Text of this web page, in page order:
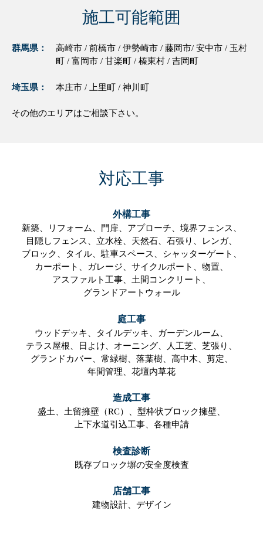
施工可能範囲
群馬県：
高崎市 / 前橋市 / 伊勢崎市 / 藤岡市/ 安中市 / 玉村
町 / 富岡市 / 甘楽町 / 榛東村 / 吉岡町
埼玉県： 本庄市 / 上里町 / 神川町
その他のエリアはご相談下さい。
対応工事
外構工事
新築、 リフォーム、 門扉、 アプローチ、 境界フェンス、
目隠しフェンス、 立水栓、 天然石、 石張り、
レンガ、
ブロック、
タイル、 駐車スペース、 シャッターゲート、
カーポート、
ガレージ、 サイクルポート、 物置、
アスファルト工事、 土間コンクリート、
グランドアートウォール
庭工事
ウッドデッキ、 タイルデッキ、
ガーデンルーム、
テラス屋根、
日よけ、 オーニング、 人工芝、 芝張り、
グランドカバー、 常緑樹、 落葉樹、 高中木、 剪定、
年間管理、 花壇内草花
造成工事
盛土、 土留擁壁（RC）、 型枠状ブロック擁壁、
上下水道引込工事、 各種申請
検査診断
既存ブロック塀の安全度検査
店舗工事
建物設計、 デザイン